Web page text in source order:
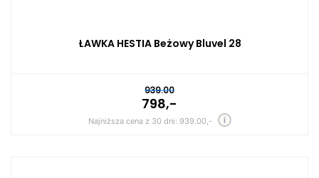
ŁAWKA HESTIA Beżowy Bluvel 28
939.00
798,-
Najniższa cena z 30 dni: 939.00,-